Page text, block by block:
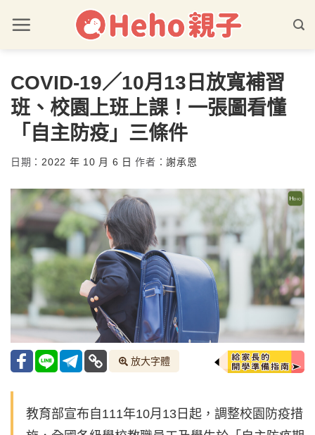
COVID-19／10月13日放寬補習
班、校園上班上課！一張圖看懂
「自主防疫」三條件
日期： 2022 年 10 月 6 日 作者：謝承恩
放大字體
教育部宣布自111年10月13日起，調整校園防疫措